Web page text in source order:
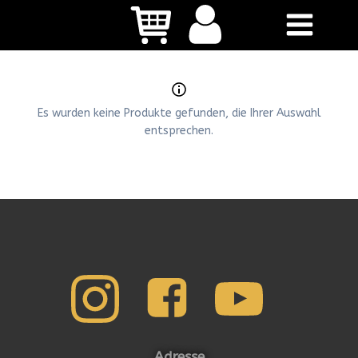
Zum
Inhalt
springen
Es wurden keine Produkte gefunden, die Ihrer Auswahl
entsprechen.